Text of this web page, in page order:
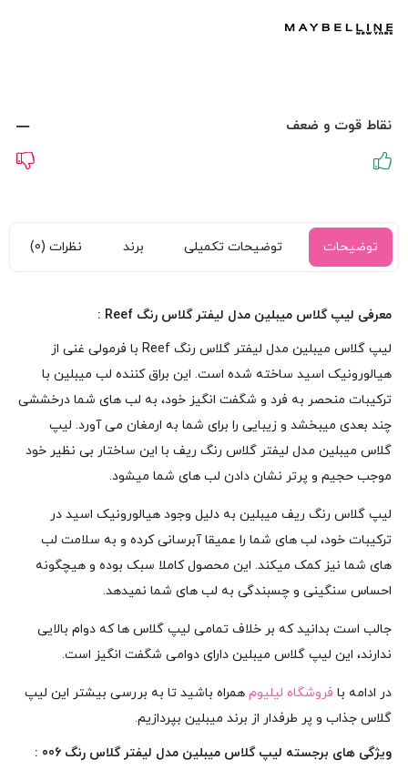
نقاط قوت و ضعف
توضیحات توضیحات تکمیلی برند نظرات (0)
معرفی لیپ گلاس میبلین مدل لیفتر گلاس رنگ Reef :
لیپ گلاس میبلین مدل لیفتر گلاس رنگ Reef با فرمولی غنی از
هیالورونیک اسید ساخته شده است. این براق کننده لب میبلین با
ترکیبات منحصر به فرد و شگفت انگیز خود، به لب های شما درخششی
چند بعدی میبخشد و زیبایی را برای شما به ارمغان می آورد. لیپ
گلاس میبلین مدل لیفتر گلاس رنگ ریف با این ساختار بی نظیر خود
موجب حجیم و پرتر نشان دادن لب های شما میشود.
لیپ گلاس رنگ ریف میبلین به دلیل وجود هیالورونیک اسید در
ترکیبات خود، لب های شما را عمیقا آبرسانی کرده و به سلامت لب
های شما نیز کمک میکند. این محصول کاملا سبک بوده و هیچگونه
احساس سنگینی و چسبندگی به لب های شما نمیدهد.
جالب است بدانید که بر خلاف تمامی لیپ گلاس ها که دوام بالایی
ندارند، این لیپ گلاس میبلین دارای دوامی شگفت انگیز است.
در ادامه با فروشگاه لیلیوم همراه باشید تا به بررسی بیشتر این لیپ
گلاس جذاب و پر طرفدار از برند میبلین بپردازیم.
ویژگی های برجسته لیپ گلاس میبلین مدل لیفتر گلاس رنگ 006 :